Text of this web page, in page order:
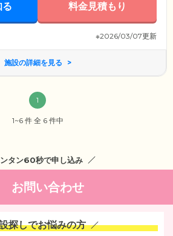
る 料金見積もり
※2026/03/07更新
施設の詳細を見る
1
1~6 件 全 6 件中
タン60秒で申し込み
お問い合わせ
探しでお悩みの方